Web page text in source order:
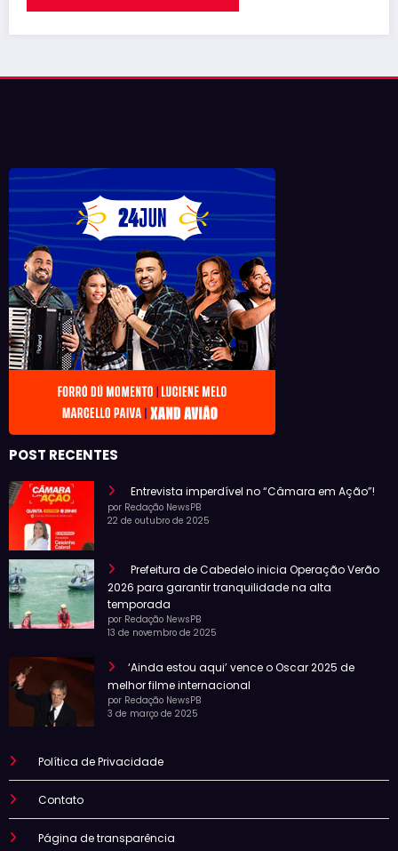
POST RECENTES
Entrevista imperdível no “Câmara em Ação”!
por Redação NewsPB
22 de outubro de 2025
Prefeitura de Cabedelo inicia Operação Verão
2026 para garantir tranquilidade na alta
temporada
por Redação NewsPB
13 de novembro de 2025
‘Ainda estou aqui’ vence o Oscar 2025 de
melhor filme internacional
por Redação NewsPB
3 de março de 2025
Política de Privacidade
Contato
Página de transparência